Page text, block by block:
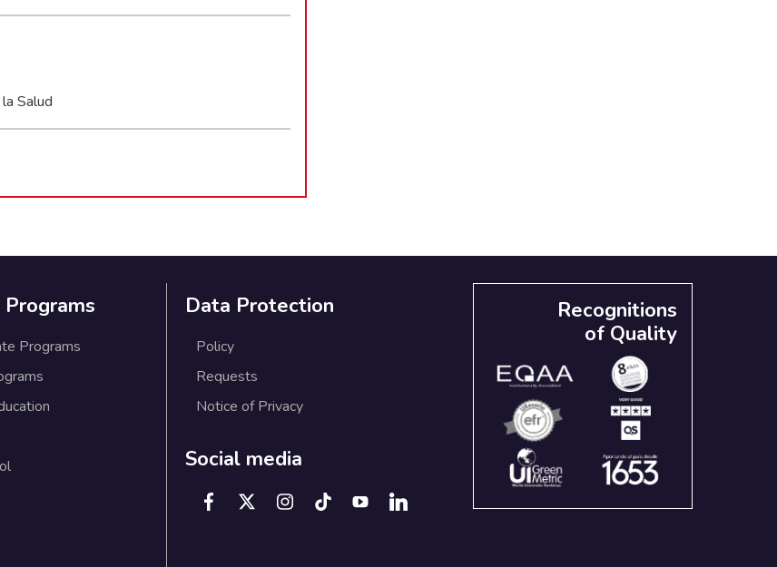
Salud
Programs
Data Protection
Policy
Requests
Notice of Privacy
Social media
Recognitions
of Quality